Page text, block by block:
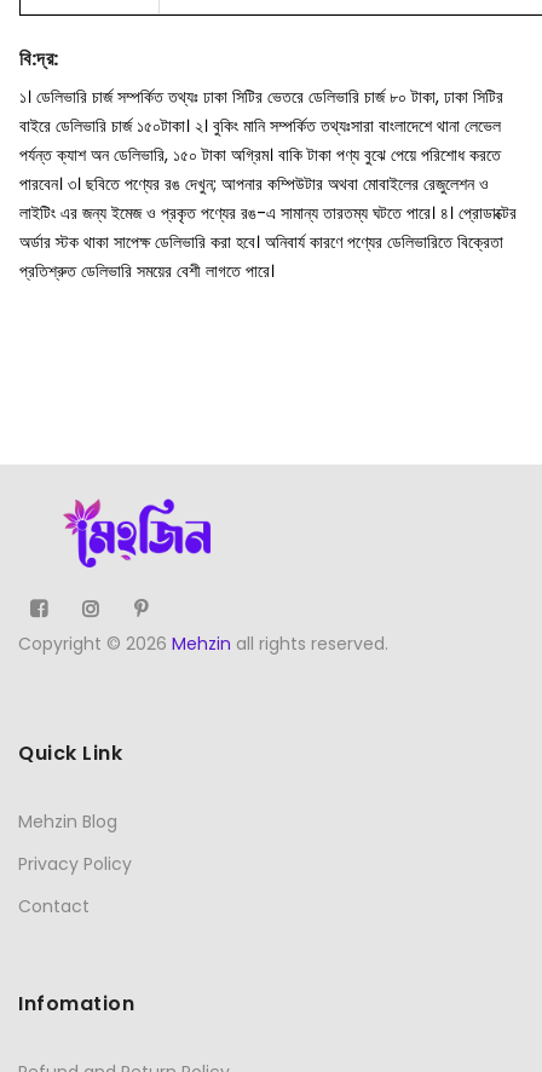
বি:দ্র:
১। ডেলিভারি চার্জ সম্পর্কিত তথ্যঃ ঢাকা সিটির ভেতরে ডেলিভারি চার্জ ৮০ টাকা, ঢাকা সিটির
বাইরে ডেলিভারি চার্জ ১৫০টাকা। ২। বুকিং মানি সম্পর্কিত তথ্যঃসারা বাংলাদেশে থানা লেভেল
পর্যন্ত ক্যাশ অন ডেলিভারি, ১৫০ টাকা অগ্রিম। বাকি টাকা পণ্য বুঝে পেয়ে পরিশোধ করতে
পারবেন। ৩। ছবিতে পণ্যের রঙ দেখুন; আপনার কম্পিউটার অথবা মোবাইলের রেজুলেশন ও
লাইটিং এর জন্য ইমেজ ও প্রকৃত পণ্যের রঙ-এ সামান্য তারতম্য ঘটতে পারে। ৪। প্রোডাক্টের
অর্ডার স্টক থাকা সাপেক্ষ ডেলিভারি করা হবে। অনিবার্য কারণে পণ্যের ডেলিভারিতে বিক্রেতা
প্রতিশ্রুত ডেলিভারি সময়ের বেশী লাগতে পারে।
Copyright © 2026 Mehzin all rights reserved.
Quick Link
Mehzin Blog
Privacy Policy
Contact
Infomation